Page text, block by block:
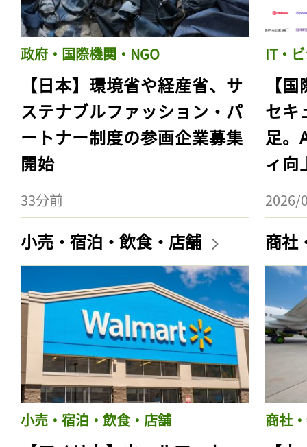
政府・国際機関・NGO
【日本】環境省や経産省、サ
ステナブルファッション・パ
ートナー制度の参画企業募集
開始
33分前
IT・
【
セキ
足。
ィ向
2026/
小売・宿泊・飲食・店舗
小売・宿泊・飲食・店舗
商社
商社